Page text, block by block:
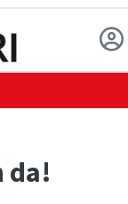
da!